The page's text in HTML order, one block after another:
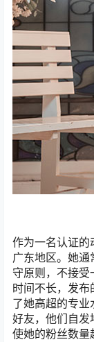
作为一名认证的
广东地区。她
守原则，不接
时间不长，发
了她高超的专
好友，他们自发
使她的粉丝数量